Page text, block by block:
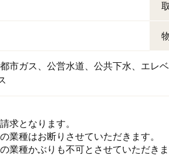
都市ガス 公営水道 公共下水 エレ
求となります。
業種はお断りさせていただきます。
業種かぶりも不可とさせていただき